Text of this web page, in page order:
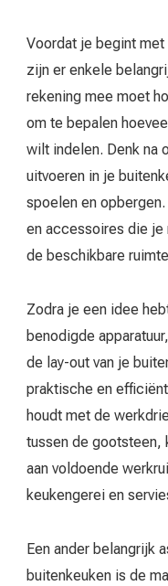
Voordat je begint
zijn er enkele
rekening mee moet
om te bepalen
wilt indelen. Denk na
uitvoeren in je
spoelen en
en accessoires die je
de beschikbare
Zodra je een idee
benodigde
de lay-out van je
praktische en
houdt met de
tussen de gootsteen,
aan voldoende
keukengerei en
Een ander belangrijk
buitenkeuken is de